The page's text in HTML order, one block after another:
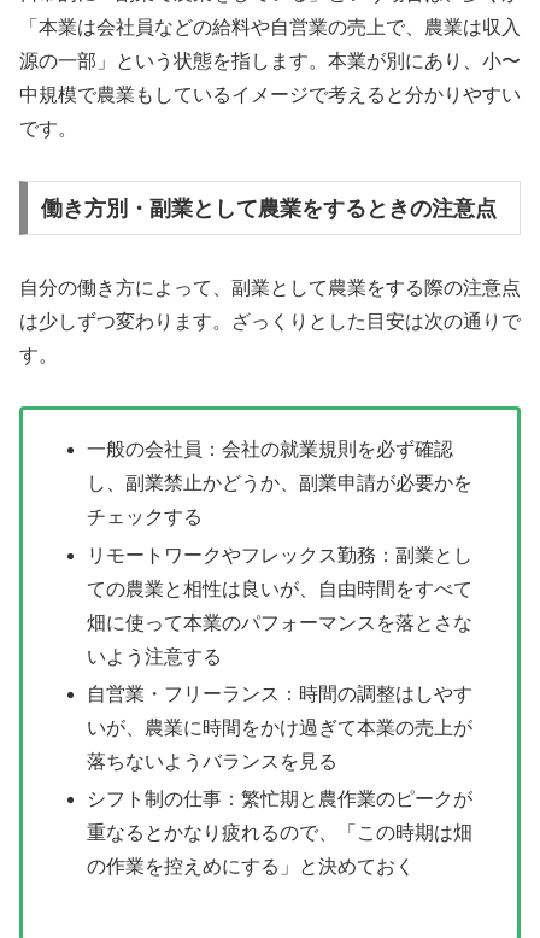
「本業は会社員などの給料や自営業の売上で、農業は収入
源の一部」という状態を指します。本業が別にあり、小〜
中規模で農業もしているイメージで考えると分かりやすい
です。
働き方別・副業として農業をするときの注意点
自分の働き方によって、副業として農業をする際の注意点
は少しずつ変わります。ざっくりとした目安は次の通りで
す。
一般の会社員：会社の就業規則を必ず確認
し、副業禁止かどうか、副業申請が必要かを
チェックする
リモートワークやフレックス勤務：副業とし
ての農業と相性は良いが、自由時間をすべて
畑に使って本業のパフォーマンスを落とさな
いよう注意する
自営業・フリーランス：時間の調整はしやす
いが、農業に時間をかけ過ぎて本業の売上が
落ちないようバランスを見る
シフト制の仕事：繁忙期と農作業のピークが
重なるとかなり疲れるので、「この時期は畑
の作業を控えめにする」と決めておく